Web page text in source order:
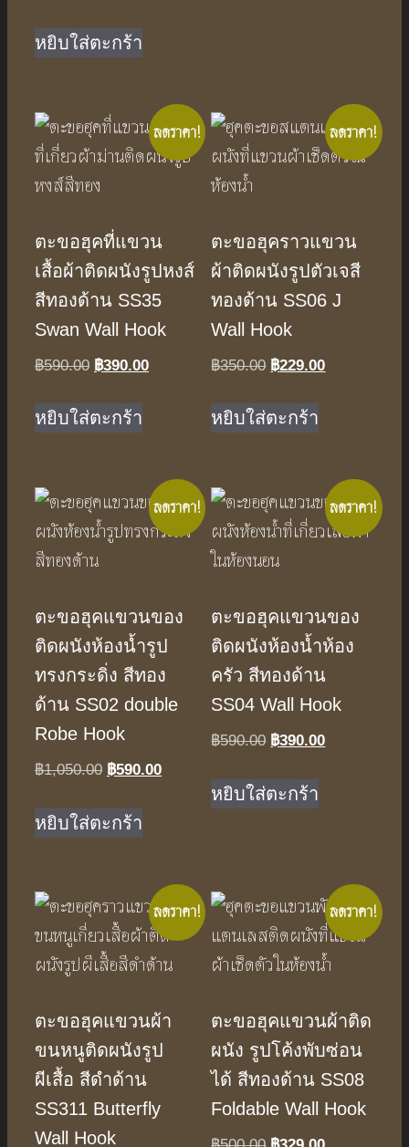
was:
฿350.00.
หยิบใส่ตะกร้า
ลดราคา!
ตะขอฮุคที่แขวน
เสื้อผ้าติดผนังรูปหงส์
สีทองด้าน SS35
Swan Wall Hook
฿590.00 Original
was:
฿590.00.
฿390.00
หยิบใส่ตะกร้า
ลดราคา!
ตะขอฮุคราวแขวน
ผ้าติดผนังรูปตัวเจสี
ทองด้าน SS06 J
Wall Hook
฿350.00 Original
was:
฿350.00.
฿229.00
หยิบใส่ตะกร้า
ลดราคา!
ตะขอฮุคแขวนของ
ติดผนังห้องน้ำรูป
ทรงกระดิ่ง สีทอง
ด้าน SS02 double
Robe Hook
฿1,050.00 Original
was:
฿1,050.00.
฿590.00
หยิบใส่ตะกร้า
ลดราคา!
ตะขอฮุคแขวนของ
ติดผนังห้องน้ำห้อง
ครัว สีทองด้าน
SS04 Wall Hook
฿590.00 Original
was:
฿590.00.
฿390.00
หยิบใส่ตะกร้า
ลดราคา!
ตะขอฮุคแขวนผ้า
ขนหนูติดผนังรูป
ผีเสื้อ สีดำด้าน
SS311 Butterfly
Wall Hook
ลดราคา!
ตะขอฮุคแขวนผ้าติด
ผนัง รูปโค้งพับซ่อน
ได้ สีทองด้าน SS08
Foldable Wall Hook